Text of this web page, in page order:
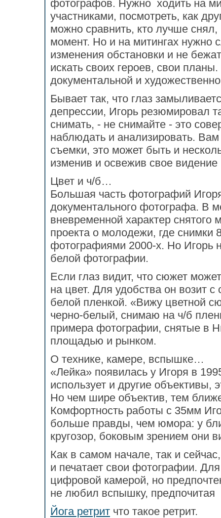
фотографов. Нужно ходить на
участниками, посмотреть, как
можно сравнить, кто лучше
момент. Но и на митингах нужно
изменения обстановки и не
искать своих героев, свои
документальной и
Бывает так, что глаз
депрессии, Игорь резюмировал
снимать, - не снимайте - это
наблюдать и анализировать.
съемки, это может быть и
изменив и освежив свое видение
Цвет и ч/б…
Большая часть фотографий
документального фотографа. В
вневременной характер
проекта о молодежи, где снимки
фотографиями 2000-х. Но Игорь
белой фотографии.
Если глаз видит, что сюжет
на цвет. Для удобства он возит
белой пленкой. «Вижу цветной
черно-белый, снимаю на ч/б
примера фотографии, снятые в
площадью и рынком.
О технике, камере, вспышке…
«Лейка» появилась у Игоря в
использует и другие
Но чем шире объектив, тем
Комфортность работы с 35мм
больше правды, чем юмора: у
кругозор, боковым зрением они
Как в самом начале, так и
и печатает свои фотографии.
цифровой камерой, но
не любил вспышку, предпочитая
Йога ретрит что такое ретрит.